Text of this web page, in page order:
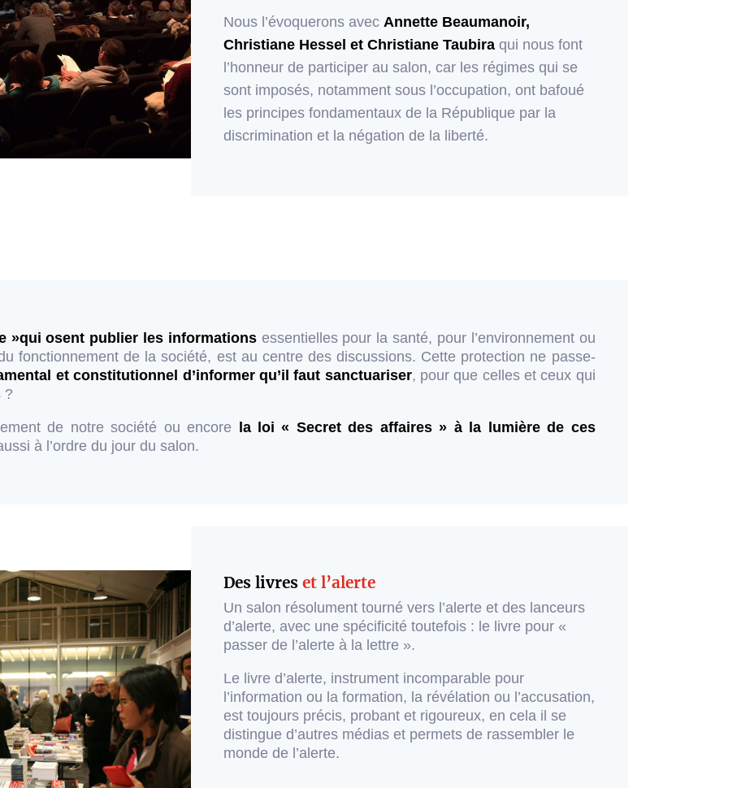
Nous l’évoquerons avec Annette Beaumanoir,
Christiane Hessel et Christiane Taubira qui nous font
l’honneur de participer au salon, car les régimes qui se
sont imposés, notamment sous l’occupation, ont bafoué
les principes fondamentaux de la République par la
discrimination et la négation de la liberté.
»qui osent publier les informationsessentielles pour la santé, pour l’environnement ou
fonctionnement de la société, est au centre des discussions. Cette protection ne passe-
et constitutionnel d’informer qu’il faut sanctuariser, pour que celles et ceux qui
?
de notre société ou encore
la loi « Secret des affaires » à la lumière de ces
à l’ordre du jour du salon.
Des livres et l’alerte
Un salon résolument tourné vers l’alerte et des lanceurs
d’alerte, avec une spécificité toutefois : le livre pour «
passer de l’alerte à la lettre ».
Le livre d’alerte, instrument incomparable pour
l’information ou la formation, la révélation ou l’accusation,
est toujours précis, probant et rigoureux, en cela il se
distingue d’autres médias et permets de rassembler le
monde de l’alerte.